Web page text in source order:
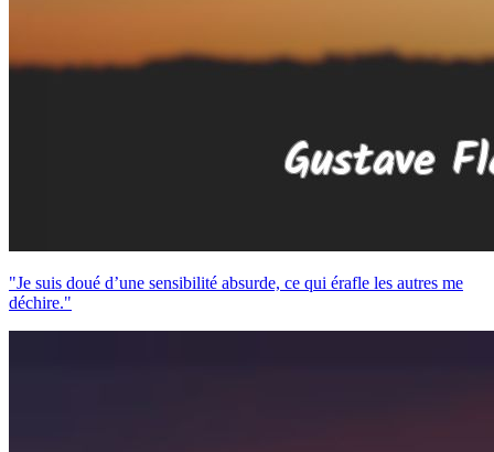
"Je suis doué d’une sensibilité absurde, ce qui érafle les autres me
déchire."